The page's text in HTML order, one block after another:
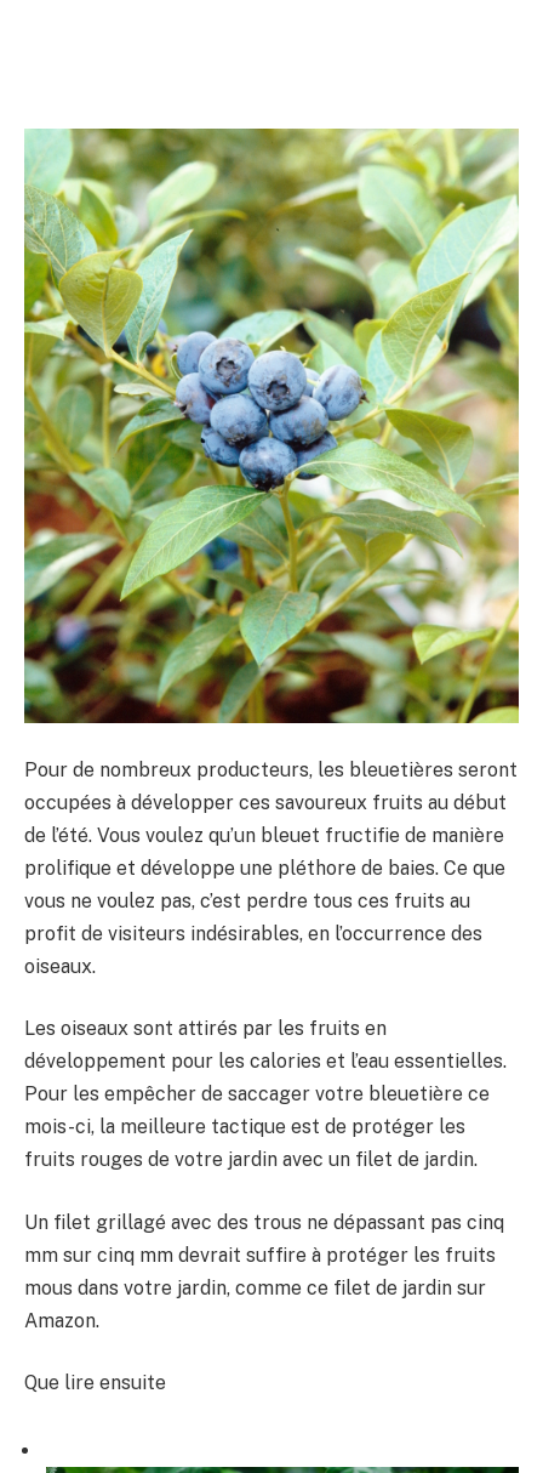
Pour de nombreux producteurs, les bleuetières seront
occupées à développer ces savoureux fruits au début
de l’été. Vous voulez qu’un bleuet fructifie de manière
prolifique et développe une pléthore de baies. Ce que
vous ne voulez pas, c’est perdre tous ces fruits au
profit de visiteurs indésirables, en l’occurrence des
oiseaux.
Les oiseaux sont attirés par les fruits en
développement pour les calories et l’eau essentielles.
Pour les empêcher de saccager votre bleuetière ce
mois-ci, la meilleure tactique est de protéger les
fruits rouges de votre jardin avec un filet de jardin.
Un filet grillagé avec des trous ne dépassant pas cinq
mm sur cinq mm devrait suffire à protéger les fruits
mous dans votre jardin, comme ce filet de jardin sur
Amazon.
Que lire ensuite